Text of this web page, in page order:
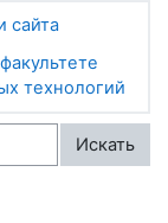
сайта
технологий
Искать